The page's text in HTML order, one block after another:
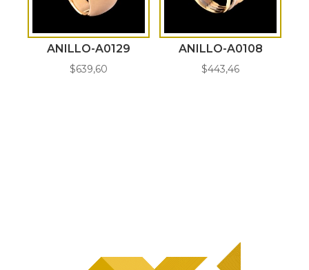
ANILLO-A0129
$639,60
ANILLO-A0108
$443,46